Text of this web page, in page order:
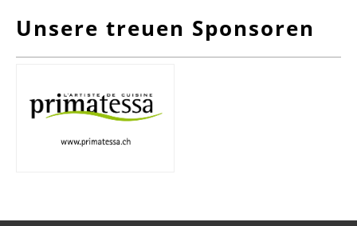
Unsere treuen Sponsoren